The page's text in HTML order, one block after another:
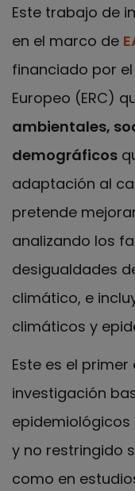
Este trabajo de
en el marco de
financiado por
Europeo (ERC)
ambientales,
demográficos
adaptación al
pretende
analizando los
desigualdades
climático, e
climáticos y
Este es el
investigación
y no restringido
como en